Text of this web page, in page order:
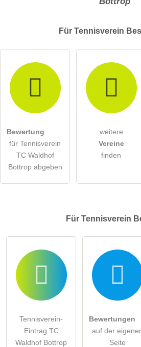
Für Tennisverein
Bewertung
für Tennisverein
TC Waldhof
Bottrop abgeben
weitere
Vereine
finden
Für Tennisverein
Tennisverein-
Eintrag TC
Waldhof Bottrop
Bewertungen
auf der
Seite